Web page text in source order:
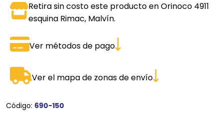
Retira sin costo este producto en Orinoco 4911
esquina Rimac, Malvín.
Ver métodos de pago
Ver el mapa de zonas de envío
Código: 690-150